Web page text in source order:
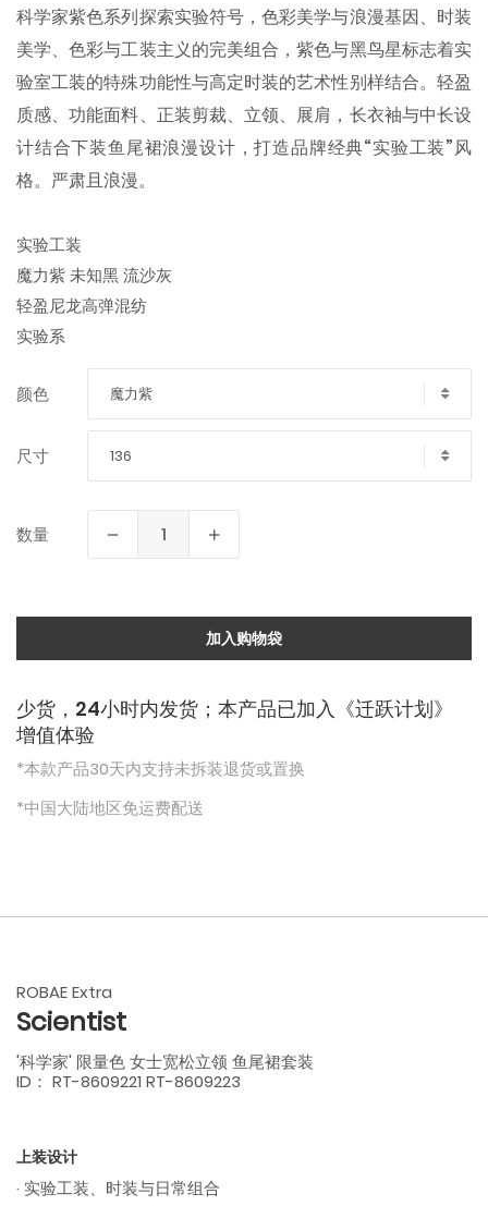
科学家紫色系列探索实验符号，色彩美学与浪漫基因、时装
美学、色彩与工装主义的完美组合，紫色与黑鸟星标志着实
验室工装的特殊功能性与高定时装的艺术性别样结合。轻盈
质感、功能面料、正装剪裁、立领、展肩，长衣袖与中长设
计结合下装鱼尾裙浪漫设计，打造品牌经典“实验工装”风
格。严肃且浪漫。
实验工装
魔力紫 未知黑 流沙灰
轻盈尼龙高弹混纺
实验系
颜色 魔力紫
尺寸 136
数量
加入购物袋
少货，24小时内发货；本产品已加入《迁跃计划》
增值体验
*本款产品30天内支持未拆装退货或置换
*中国大陆地区免运费配送
ROBAE Extra
Scientist
'科学家' 限量色 女士宽松立领 鱼尾裙套装
ID： RT-8609221 RT-8609223
上装设计
· 实验工装、时装与日常组合